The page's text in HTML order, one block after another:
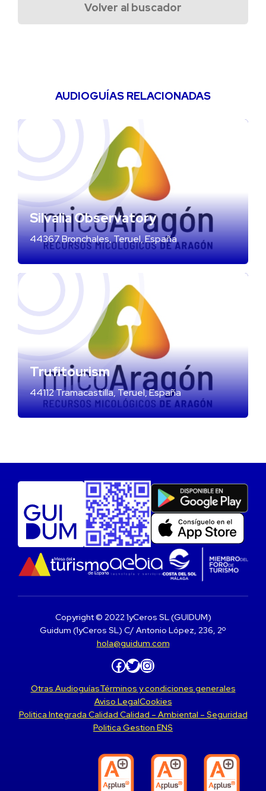
Volver al buscador
AUDIOGUÍAS RELACIONADAS
Silvalia Observatory
44367 Bronchales, Teruel, España
Trufitourism
44112 Tramacastilla, Teruel, España
Copyright © 2022 1yCeros SL (GUIDUM)
Guidum (1yCeros SL) C/ Antonio López, 236, 2º
hola@guidum.com
Facebook Twitter Instagram
Otras AudioguíasTérminos y condiciones generales
Aviso LegalCookies
Politica Integrada Calidad Calidad – Ambiental – Seguridad
Politica Gestion ENS